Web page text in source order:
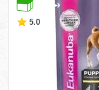
5.0